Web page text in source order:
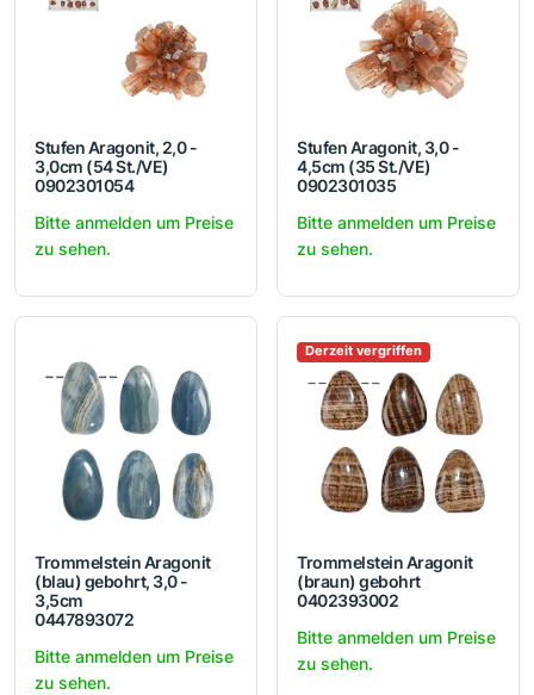
Stufen Aragonit, 2,0 -
3,0cm (54 St./VE)
0902301054
Bitte anmelden um Preise
zu sehen.
Stufen Aragonit, 3,0 -
4,5cm (35 St./VE)
0902301035
Bitte anmelden um Preise
zu sehen.
Trommelstein Aragonit
(blau) gebohrt, 3,0 -
3,5cm
0447893072
Bitte anmelden um Preise
zu sehen.
Derzeit vergriffen
Trommelstein Aragonit
(braun) gebohrt
0402393002
Bitte anmelden um Preise
zu sehen.